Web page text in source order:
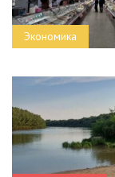
Экономика